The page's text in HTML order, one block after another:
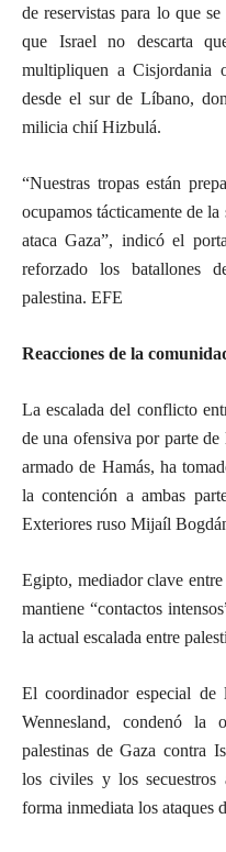
de reservistas para lo que
que Israel no descarta
multipliquen a Cisjordania
desde el sur de Líbano,
milicia chií Hizbulá.
“Nuestras tropas están
ocupamos tácticamente de
ataca Gaza”, indicó el
reforzado los batallones
palestina. EFE
Reacciones de la
La escalada del conflicto
de una ofensiva por parte
armado de Hamás, ha
la contención a ambas
Exteriores ruso Mijaíl
Egipto, mediador clave
mantiene “contactos
la actual escalada entre
El coordinador especial
Wennesland, condenó la
palestinas de Gaza contra
los civiles y los
forma inmediata los ataques